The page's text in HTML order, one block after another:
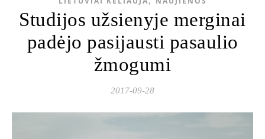
Studijos užsienyje merginai
padėjo pasijausti pasaulio
žmogumi
2017-09-28